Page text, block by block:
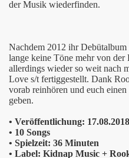
der Musik wiederfinden.
Nachdem 2012 ihr Debütalbum
lange keine Töne mehr von der
allerdings wieder so weit nach
Love s/t fertiggestellt. Dank
vorab reinhören und euch
geben.
• Veröffentlichung: 17.08.2018
• 10 Songs
• Spielzeit: 36 Minuten
• Label: Kidnap Music +